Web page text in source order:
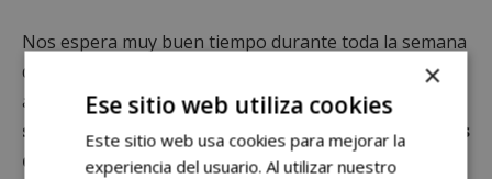
Nos espera muy buen tiempo durante toda la semana
de Fiestas y recordamos las grandes cifras de
audienciacon las que nos despedimos en julio
situándonos entre los 500 podcast más escuchados
de España.
×
Ese sitio web utiliza cookies
Este sitio web usa cookies para mejorar la
experiencia del usuario. Al utilizar nuestro